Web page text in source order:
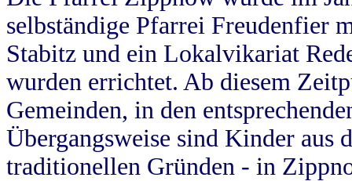
selbständige Pfarrei Freudenfier
Stabitz und ein Lokalvikariat
wurden errichtet. Ab diesem
Gemeinden, in den
Übergangsweise sind Kinder aus
traditionellen Gründen - in